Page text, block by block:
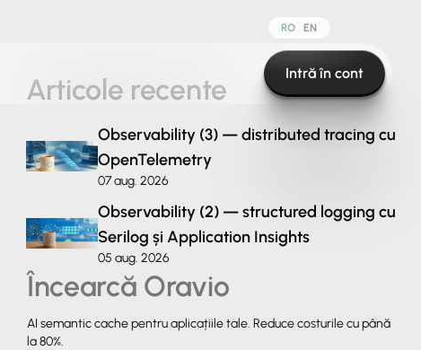
RO EN
Intră în cont
Articole recente
Observability (3) — distributed tracing cu
OpenTelemetry
07 aug. 2026
Observability (2) — structured logging cu
Serilog și Application Insights
05 aug. 2026
Încearcă Oravio
AI semantic cache pentru aplicațiile tale. Reduce costurile cu până
la 80%.